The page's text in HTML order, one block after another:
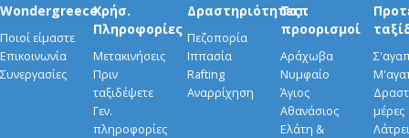
Wondergreece
Ποιοί είμαστε
Επικοινωνία
Συνεργασίες
Χρήσ.
Πληροφορίες
Μετακινήσεις
Πριν
ταξιδέψετε
Γεν.
πληροφορίες
Δραστηριότητες
Πεζοπορία
Ιππασία
Rafting
Αναρρίχηση
Τοπ
προορισμοί
Αράχωβα
Νυμφαίο
Άγιος
Αθανάσιος
Ελάτη &
μέρες